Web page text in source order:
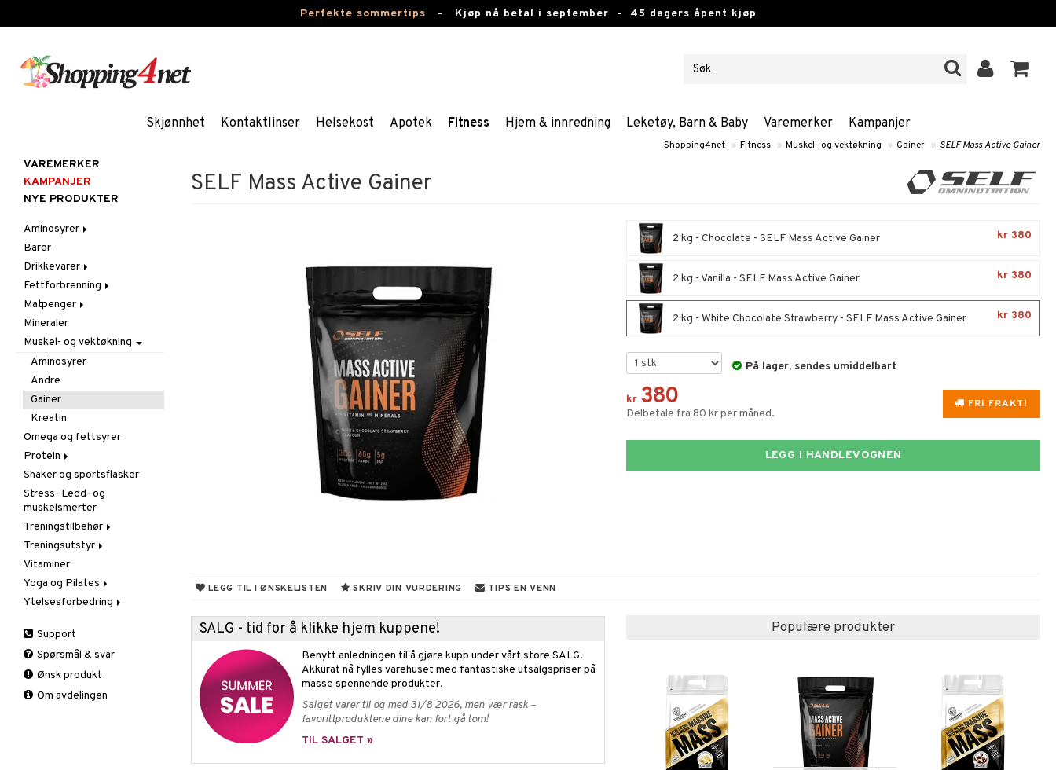
Perfekte sommertips - Kjøp nå betal i september - 45 dagers åpent kjøp
Skjønnhet Kontaktlinser Helsekost Apotek Fitness Hjem & innredning Leketøy, Barn & Baby Varemerker Kampanjer
Shopping4net » Fitness » Muskel- og vektøkning » Gainer » SELF Mass Active Gainer
SELF Mass Active Gainer
2 kg - Chocolate - SELF Mass Active Gainer kr 380
2 kg - Vanilla - SELF Mass Active Gainer kr 380
2 kg - White Chocolate Strawberry - SELF Mass Active Gainer kr 380
På lager, sendes umiddelbart
FRI FRAKT!
kr 380
Delbetale fra 80 kr per måned.
LEGG I HANDLEVOGNEN
LEGG TIL I ØNSKELISTEN SKRIV DIN VURDERING TIPS EN VENN
SALG - tid for å klikke hjem kuppene!
Benytt anledningen til å gjøre kupp under vårt store SALG.
Akkurat nå fylles varehuset med fantastiske utsalgspriser på
masse spennende produkter.
Salget varer til og med 31/8 2026, men vær rask –
favorittproduktene dine kan fort gå tom!
TIL SALGET »
Populære produkter
VAREMERKER
KAMPANJER
NYE PRODUKTER
Aminosyrer
Kapsler og tabletter
Pulver og drikke
Barer
Drikkevarer
Sportsdrikker
Fettforbrenning
Kapsler og tabletter
Matpenger
Pulver og drikke
Mineraler
Muskel- og vektøkning
Aminosyrer
Andre
Gainer
Kreatin
Omega og fettsyrer
Protein
Blandet protein
Soya og egg protein
Whey protein
Shaker og sportsflasker
Stress- Ledd- og
muskelsmerter
Treningstilbehør
Diverse
Gåstav
Støtte og beskyttelse
Albue
Håndledd
Kne
Leggmuskel
Treningsutstyr
Fitness
Styrke
Tilbehør
Vitaminer
Yoga og Pilates
Tepper
Ytelsesforbedring
Før trening
Kreatin
Support
Spørsmål & svar
Ønsk produkt
Om avdelingen